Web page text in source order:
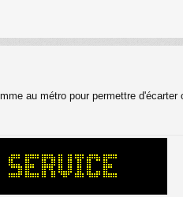
au métro pour permettre